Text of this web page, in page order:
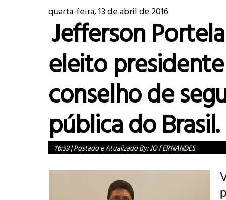
quarta-feira, 13 de abril de 2016
Jefferson
eleito
conselho de
pública do Brasil.
16:59|Postado e Atualizado By:JO FERNANDES